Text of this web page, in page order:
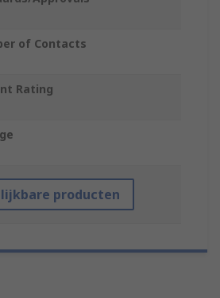
of Contacts
Rating
producten